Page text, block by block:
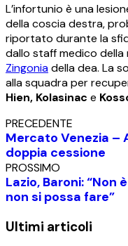
L’infortunio è una
della coscia destra,
riportato durante la
dallo staff medico della
Zingoniadella dea. La
alla squadra per
Hien, Kolasinac e
PRECEDENTE
Mercato Venezia
doppia cessione
PROSSIMO
Lazio, Baroni:
non si possa fare”
Ultimi articoli